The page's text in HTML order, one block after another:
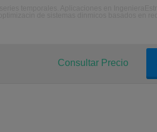
Consultar Precio